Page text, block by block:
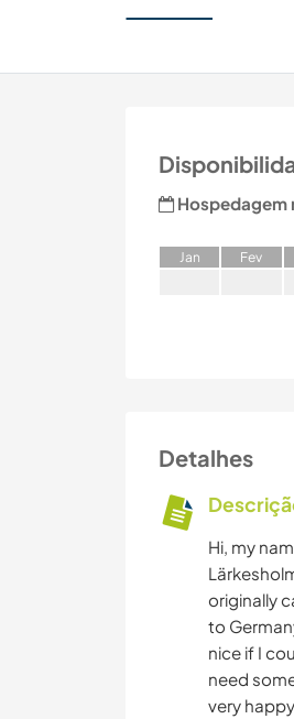
Hospedagem
Jan Fev
Detalhes
Hi, my
originally
to
nice if I
need
very